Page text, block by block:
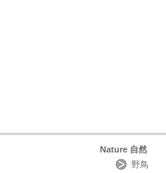
Nature 自然
野鳥